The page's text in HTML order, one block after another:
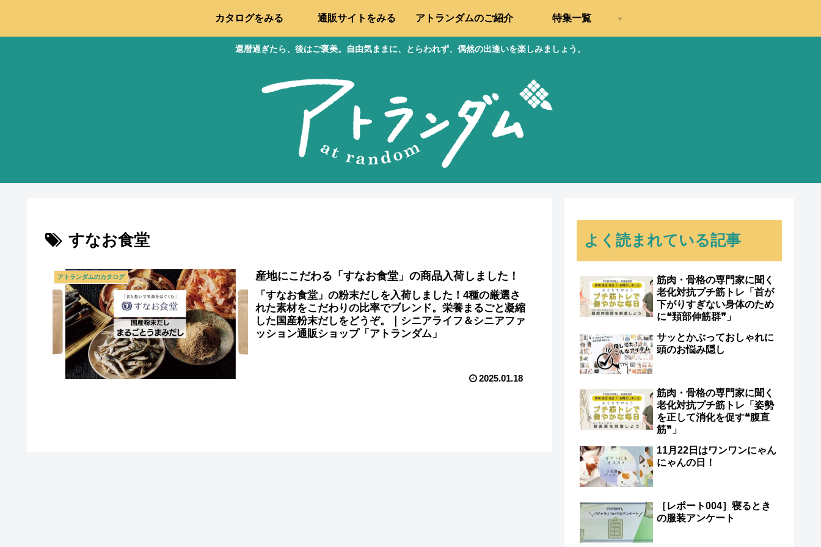
還暦過ぎたら、後はご褒美。自由気ままに、とらわれず、偶然の出逢いを楽しみましょう。
カタログをみる 通販サイトをみる アトランダムのご紹介 特集一覧
すなお食堂
アトランダムのカタログ 産地にこだわる「すなお食堂」の商品入荷しました！
「すなお食堂」の粉末だしを入荷しました！4種の厳選さ
れた素材をこだわりの比率でブレンド。栄養まるごと凝縮
した国産粉末だしをどうぞ。｜シニアライフ＆シニアファ
ッション通販ショップ「アトランダム」
2025.01.18
よく読まれている記事
筋肉・骨格の専門家に聞く
老化対抗プチ筋トレ「首が
下がりすぎない身体のため
に❝頚部伸筋群❞」
サッとかぶっておしゃれに
頭のお悩み隠し
筋肉・骨格の専門家に聞く
老化対抗プチ筋トレ「姿勢
を正して消化を促す❝腹直
筋❞」
11月22日はワンワンにゃん
にゃんの日！
［レポート004］寝るとき
の服装アンケート